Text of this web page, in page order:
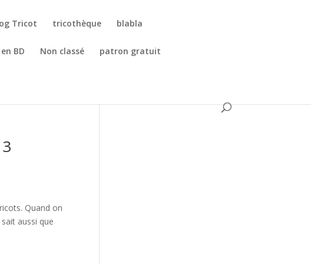
Tricot tricothèque blabla
BD Non classé patron gratuit
Quand on
aussi que